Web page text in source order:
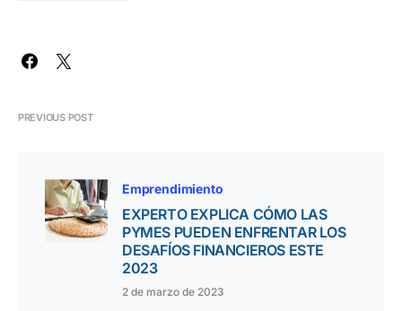
PREVIOUS POST
Emprendimiento
EXPERTO EXPLICA CÓMO LAS
PYMES PUEDEN ENFRENTAR LOS
DESAFÍOS FINANCIEROS ESTE
2023
2 de marzo de 2023